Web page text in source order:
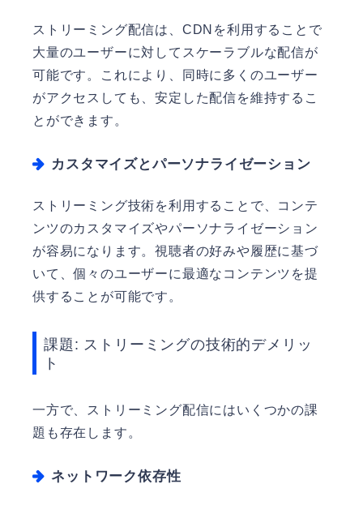
ストリーミング配信は、CDNを利用することで
大量のユーザーに対してスケーラブルな配信が
可能です。これにより、同時に多くのユーザー
がアクセスしても、安定した配信を維持するこ
とができます。
カスタマイズとパーソナライゼーション
ストリーミング技術を利用することで、コンテ
ンツのカスタマイズやパーソナライゼーション
が容易になります。視聴者の好みや履歴に基づ
いて、個々のユーザーに最適なコンテンツを提
供することが可能です。
課題: ストリーミングの技術的デメリッ
ト
一方で、ストリーミング配信にはいくつかの課
題も存在します。
ネットワーク依存性